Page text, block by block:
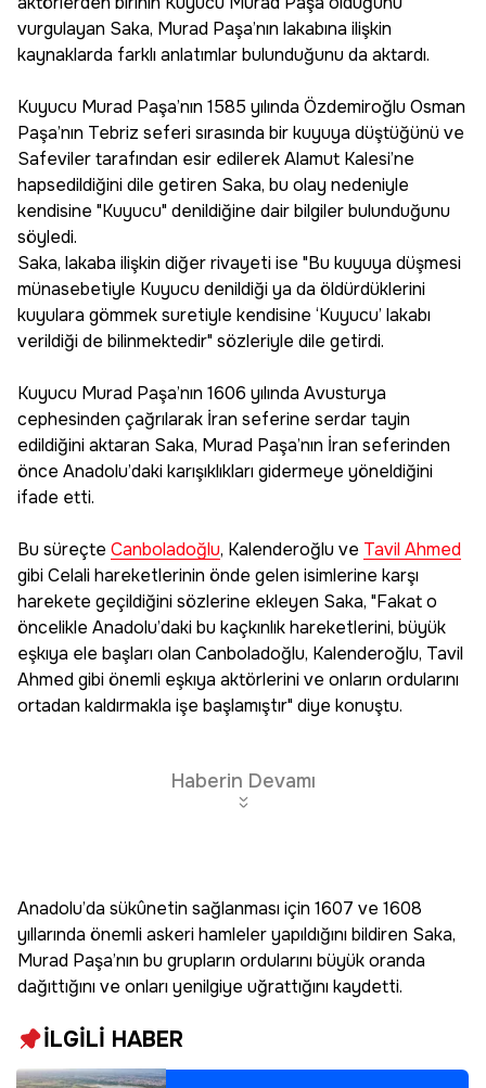
vurgulayan Saka, Murad Paşa’nın lakabına ilişkin
kaynaklarda farklı anlatımlar bulunduğunu da aktardı.
Kuyucu Murad Paşa’nın 1585 yılında Özdemiroğlu Osman
Paşa’nın Tebriz seferi sırasında bir kuyuya düştüğünü ve
Safeviler tarafından esir edilerek Alamut Kalesi’ne
hapsedildiğini dile getiren Saka, bu olay nedeniyle
kendisine "Kuyucu" denildiğine dair bilgiler bulunduğunu
söyledi.
Saka, lakaba ilişkin diğer rivayeti ise "Bu kuyuya düşmesi
münasebetiyle Kuyucu denildiği ya da öldürdüklerini
kuyulara gömmek suretiyle kendisine ‘Kuyucu’ lakabı
verildiği de bilinmektedir" sözleriyle dile getirdi.
Kuyucu Murad Paşa’nın 1606 yılında Avusturya
cephesinden çağrılarak İran seferine serdar tayin
edildiğini aktaran Saka, Murad Paşa’nın İran seferinden
önce Anadolu’daki karışıklıkları gidermeye yöneldiğini
ifade etti.
Bu süreçte Canboladoğlu, Kalenderoğlu ve Tavil Ahmed
gibi Celali hareketlerinin önde gelen isimlerine karşı
harekete geçildiğini sözlerine ekleyen Saka, "Fakat o
öncelikle Anadolu’daki bu kaçkınlık hareketlerini, büyük
eşkıya ele başları olan Canboladoğlu, Kalenderoğlu, Tavil
Ahmed gibi önemli eşkıya aktörlerini ve onların ordularını
ortadan kaldırmakla işe başlamıştır" diye konuştu.
Haberin Devamı
Anadolu’da sükûnetin sağlanması için 1607 ve 1608
yıllarında önemli askeri hamleler yapıldığını bildiren Saka,
Murad Paşa’nın bu grupların ordularını büyük oranda
dağıttığını ve onları yenilgiye uğrattığını kaydetti.
İLGİLİ HABER